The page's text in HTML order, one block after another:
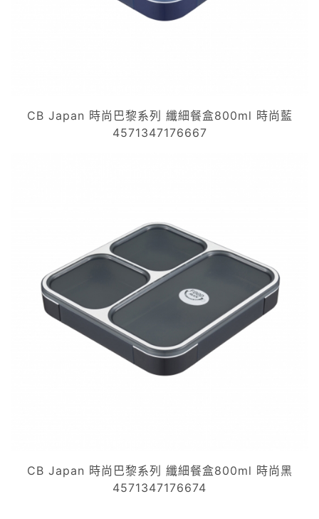
CB Japan 時尚巴黎系列 纖細餐盒800ml 時尚藍
4571347176667
CB Japan 時尚巴黎系列 纖細餐盒800ml 時尚黑
4571347176674